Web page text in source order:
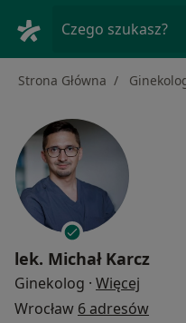
Czego szukasz?
Strona Główna
lek. Michał Karcz
Ginekolog · Więcej
Wrocław 6 adresów